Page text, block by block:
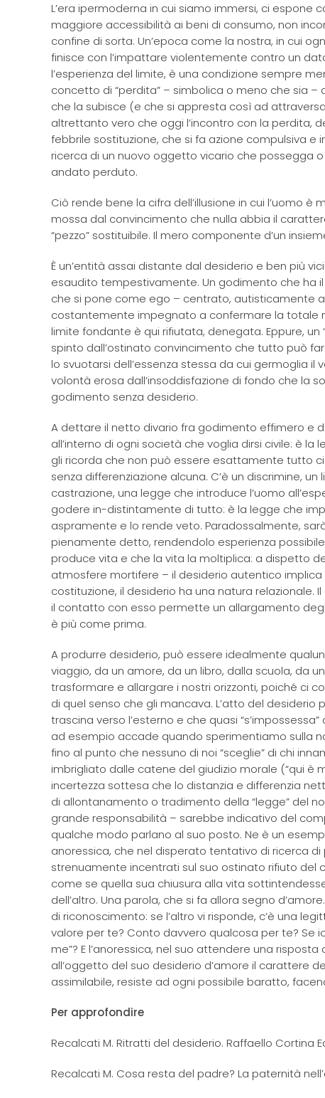
L’era ipermoderna in cui siamo immersi, ci
maggiore accessibilità ai beni di consumo, non
confine di sorta. Un’epoca come la nostra, in cui
finisce con l’impattare violentemente contro un
l’esperienza del limite, è una condizione sempre
concetto di “perdita” – simbolica o meno che sia
che la subisce (e che si appresta così ad
altrettanto vero che oggi l’incontro con la perdita,
febbrile sostituzione, che si fa azione compulsiva
ricerca di un nuovo oggetto vicario che possegga
andato perduto.
Ciò rende bene la cifra dell’illusione in cui l’uomo
mossa dal convincimento che nulla abbia il
“pezzo” sostituibile. Il mero componente d’un
È un’entità assai distante dal desiderio e ben più
esaudito tempestivamente. Un godimento che ha
che si pone come ego – centrato, autisticamente
costantemente impegnato a confermare la totale
limite fondante è qui rifiutata, denegata. Eppure, un
spinto dall’ostinato convincimento che tutto può
lo svuotarsi dell’essenza stessa da cui germoglia
volontà erosa dall’insoddisfazione di fondo che la
godimento senza desiderio.
A dettare il netto divario fra godimento effimero e
all’interno di ogni società che voglia dirsi civile: è
gli ricorda che non può essere esattamente tutto
senza differenziazione alcuna. C’è un discrimine,
castrazione, una legge che introduce l’uomo
godere in-distintamente di tutto: è la legge che
aspramente e lo rende veto. Paradossalmente,
pienamente detto, rendendolo esperienza
produce vita e che la vita la moltiplica: a dispetto
atmosfere mortifere – il desiderio autentico
costituzione, il desiderio ha una natura relazionale.
il contatto con esso permette un allargamento
è più come prima.
A produrre desiderio, può essere idealmente
viaggio, da un amore, da un libro, dalla scuola, da
trasformare e allargare i nostri orizzonti, poiché ci
di quel senso che gli mancava. L’atto del
trascina verso l’esterno e che quasi
ad esempio accade quando sperimentiamo sulla
fino al punto che nessuno di noi “sceglie” di chi
imbrigliato dalle catene del giudizio morale (“qui è
incertezza sottesa che lo distanzia e differenzia
di allontanamento o tradimento della “legge” del
grande responsabilità – sarebbe indicativo del
qualche modo parlano al suo posto. Ne è un
anoressica, che nel disperato tentativo di ricerca
strenuamente incentrati sul suo ostinato rifiuto del
come se quella sua chiusura alla vita
dell’altro. Una parola, che si fa allora segno
di riconoscimento: se l’altro vi risponde, c’è una
valore per te? Conto davvero qualcosa per te? Se
me”? E l’anoressica, nel suo attendere una
all’oggetto del suo desiderio d’amore il carattere
assimilabile, resiste ad ogni possibile baratto,
Per approfondire
Recalcati M. Ritratti del desiderio. Raffaello Cortina
Recalcati M. Cosa resta del padre? La paternità